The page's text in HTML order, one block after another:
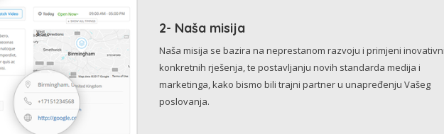
2- Naša misija
Naša misija se bazira na neprestanom razvoju i primjeni
konkretnih rješenja, te postavljanju novih standarda medija i
marketinga, kako bismo bili trajni partner u unapređenju Vašeg
poslovanja.